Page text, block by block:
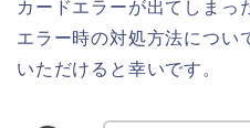
カードエラーが出てしまっ
エラー時の対処方法につい
いただけると幸いです。